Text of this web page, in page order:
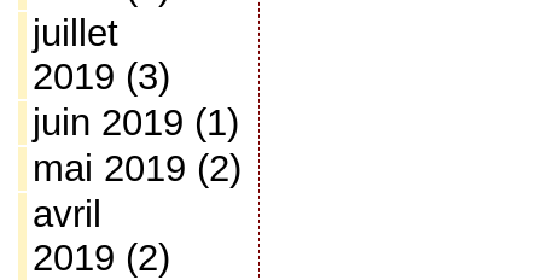
juillet
2019 (3)
juin 2019 (1)
mai 2019 (2)
avril
2019 (2)